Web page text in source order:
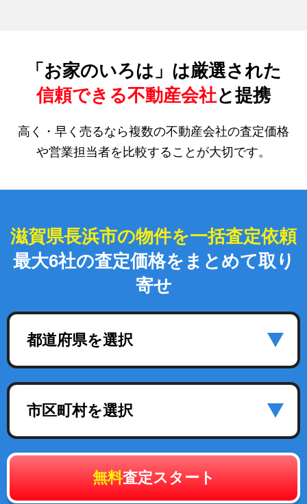
「お家のいろは」は厳選された
信頼できる不動産会社と提携
高く・早く売るなら複数の不動産会社の査定価格
や営業担当者を比較することが大切です。
滋賀県長浜市の物件を一括査定依頼
最大6社の査定価格をまとめて取り
寄せ
都道府県を選択
市区町村を選択
無料査定スタート